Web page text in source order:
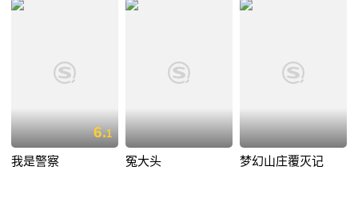
6.1
我是警察 冤大头 梦幻山庄覆灭记